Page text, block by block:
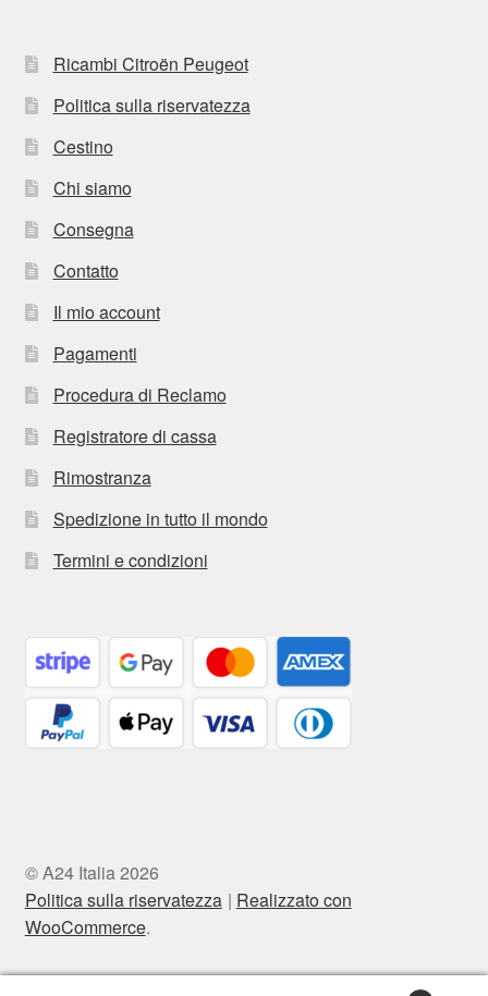
Ricambi Citroën Peugeot
Politica sulla riservatezza
Cestino
Chi siamo
Consegna
Contatto
Il mio account
Pagamenti
Procedura di Reclamo
Registratore di cassa
Rimostranza
Spedizione in tutto il mondo
Termini e condizioni
© A24 Italia 2026
Politica sulla riservatezza
Realizzato con
WooCommerce.